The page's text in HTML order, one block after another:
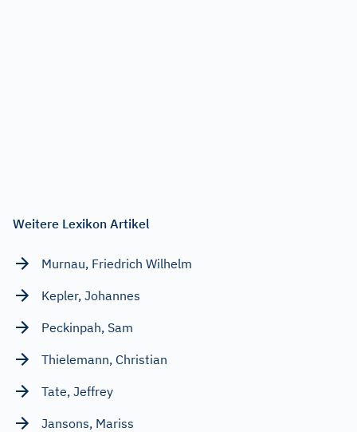
Weitere Lexikon Artikel
Murnau, Friedrich Wilhelm
Kepler, Johannes
Peckinpah, Sam
Thielemann, Christian
Tate, Jeffrey
Jansons, Mariss